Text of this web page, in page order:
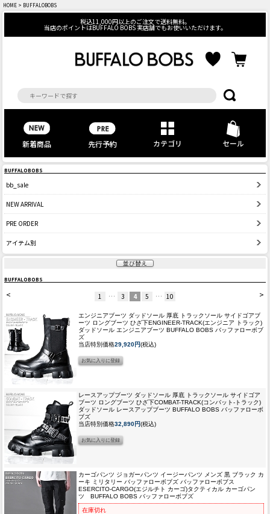
HOME > BUFFALOBOBS
税込11,000円以上のご注文で送料無料。
当店のポイントはBUFFALO BOBS 実店舗でもお使いいただけます。
新着商品 先行予約 カテゴリ セール
BUFFALOBOBS
bb_sale
NEW ARRIVAL
PRE ORDER
アイテム別
並び替え
BUFFALOBOBS
< >
1 … 3 4 5 … 10
エンジニアブーツ ダッドソール 厚底 トラックソール サイドゴアブ
ーツ ロングブーツ ひざ下ENGINEER-TRACK(エンジニア トラック)
ダッドソール エンジニアブーツ BUFFALO BOBS バッファローボブ
ズ
当店特別価格29,920円(税込)
レースアップブーツ ダッドソール 厚底 トラックソール サイドゴア
ブーツ ロングブーツ ひざ下COMBAT-TRACK(コンバット-トラック)
ダッドソール レースアップブーツ BUFFALO BOBS バッファローボ
ブズ
当店特別価格32,890円(税込)
カーゴパンツ ジョガーパンツ イージーパンツ メンズ 黒 ブラック カ
ーキ ミリタリー バッファローボブズ バッファローボブス
ESERCITO-CARGO(エジルチト カーゴ)タクティカル カーゴパン
ツ BUFFALO BOBS バッファローボブズ
在庫切れ